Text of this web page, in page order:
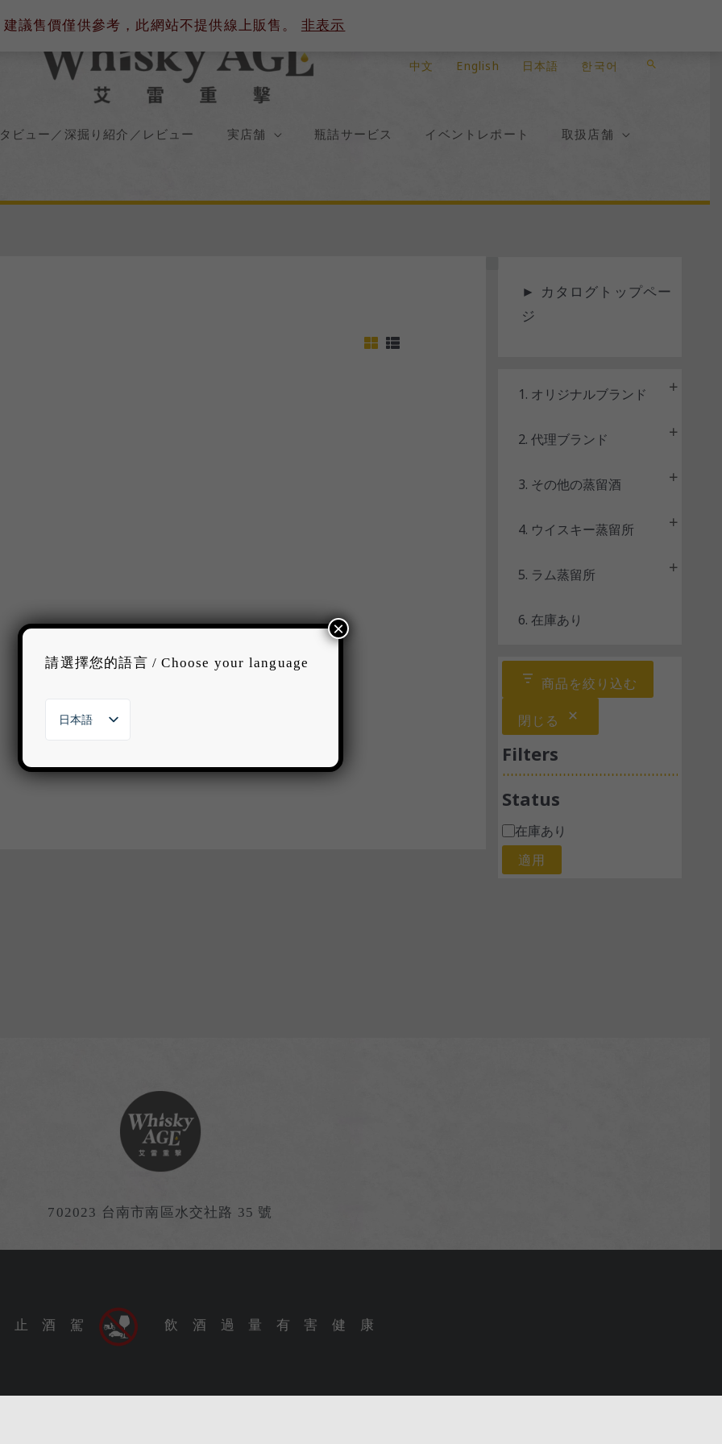
建議售價僅供參考，此網站不提供線上販售。 非表示
中文 English 日本語 한국어
検
ビュー／深掘り紹介／レビュー 実店舗 瓶詰サービス イベントレポート 取扱店舗
►
カタログトップペー
ジ
1. オリジナルブランド
2. 代理ブランド
3. その他の蒸留酒
4. ウイスキー蒸留所
5. ラム蒸留所
6. 在庫あり
商品を絞り込む
閉じる
Filters
Status
在庫あり
適用
止 酒 駕 飲 酒 過 量 有 害 健 康
702023 台南市南區水交社路 35 號
重擊酒業有限公司（台灣）Whisky Age Ltd. (Taiwan) All rights reserved
請選擇您的語言 / Choose your language
日本語
繁體中文
한국어
×